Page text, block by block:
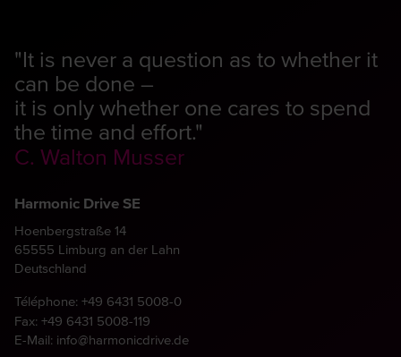
"It is never a question as to whether it
can be done –
it is only whether one cares to spend
the time and effort."
C. Walton Musser
Harmonic Drive SE
Hoenbergstraße 14
65555 Limburg an der Lahn
Deutschland
Téléphone: +49 6431 5008-0
Fax: +49 6431 5008-119
E-Mail: info@harmonicdrive.de